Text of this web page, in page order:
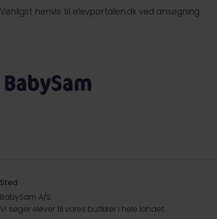
Venligst henvis til elevportalen.dk ved ansøgning
Sted
BabySam A/S
Vi søger elever til vores butikker i hele landet